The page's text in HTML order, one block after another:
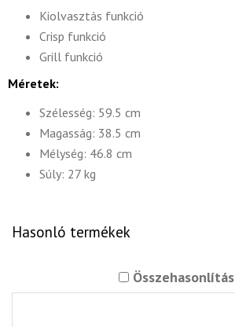
Kiolvasztás funkció
Crisp funkció
Grill funkció
Méretek:
Szélesség: 59.5 cm
Magasság: 38.5 cm
Mélység: 46.8 cm
Súly: 27 kg
Hasonló termékek
Összehasonlítás